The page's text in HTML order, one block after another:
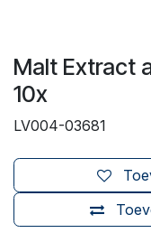
Malt Extract
10x
LV004-03681